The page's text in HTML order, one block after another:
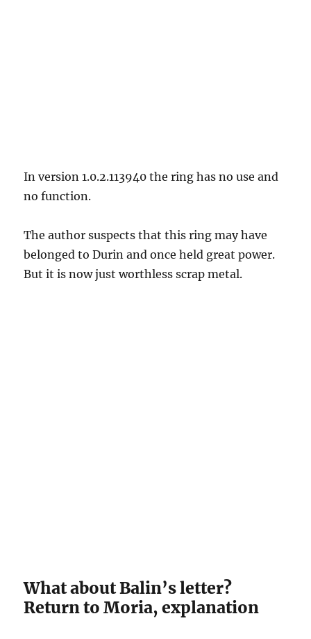
In version 1.0.2.113940 the ring has no use and
no function.
The author suspects that this ring may have
belonged to Durin and once held great power.
But it is now just worthless scrap metal.
What about Balin’s letter?
Return to Moria, explanation